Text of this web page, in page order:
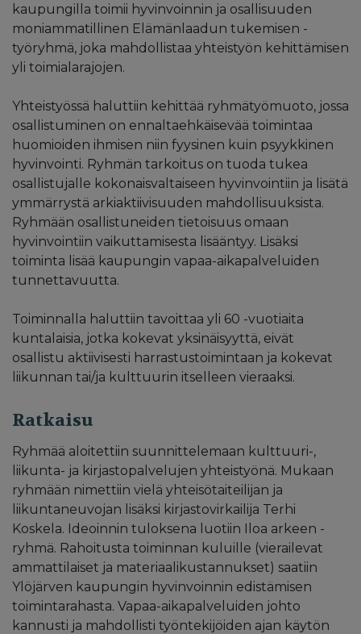
kaupungilla toimii hyvinvoinnin ja osallisuuden
moniammatillinen Elämänlaadun tukemisen -
työryhmä, joka mahdollistaa yhteistyön kehittämisen
yli toimialarajojen.
Yhteistyössä haluttiin kehittää ryhmätyömuoto, jossa
osallistuminen on ennaltaehkäisevää toimintaa
huomioiden ihmisen niin fyysinen kuin psyykkinen
hyvinvointi. Ryhmän tarkoitus on tuoda tukea
osallistujalle kokonaisvaltaiseen hyvinvointiin ja lisätä
ymmärrystä arkiaktiivisuuden mahdollisuuksista.
Ryhmään osallistuneiden tietoisuus omaan
hyvinvointiin vaikuttamisesta lisääntyy. Lisäksi
toiminta lisää kaupungin vapaa-aikapalveluiden
tunnettavuutta.
Toiminnalla haluttiin tavoittaa yli 60 -vuotiaita
kuntalaisia, jotka kokevat yksinäisyyttä, eivät
osallistu aktiivisesti harrastustoimintaan ja kokevat
liikunnan tai/ja kulttuurin itselleen vieraaksi.
Ratkaisu
Ryhmää aloitettiin suunnittelemaan kulttuuri-,
liikunta- ja kirjastopalvelujen yhteistyönä. Mukaan
ryhmään nimettiin vielä yhteisötaiteilijan ja
liikuntaneuvojan lisäksi kirjastovirkailija Terhi
Koskela. Ideoinnin tuloksena luotiin Iloa arkeen -
ryhmä. Rahoitusta toiminnan kuluille (vierailevat
ammattilaiset ja materiaalikustannukset) saatiin
Ylöjärven kaupungin hyvinvoinnin edistämisen
toimintarahasta. Vapaa-aikapalveluiden johto
kannusti ja mahdollisti työntekijöiden ajan käytön